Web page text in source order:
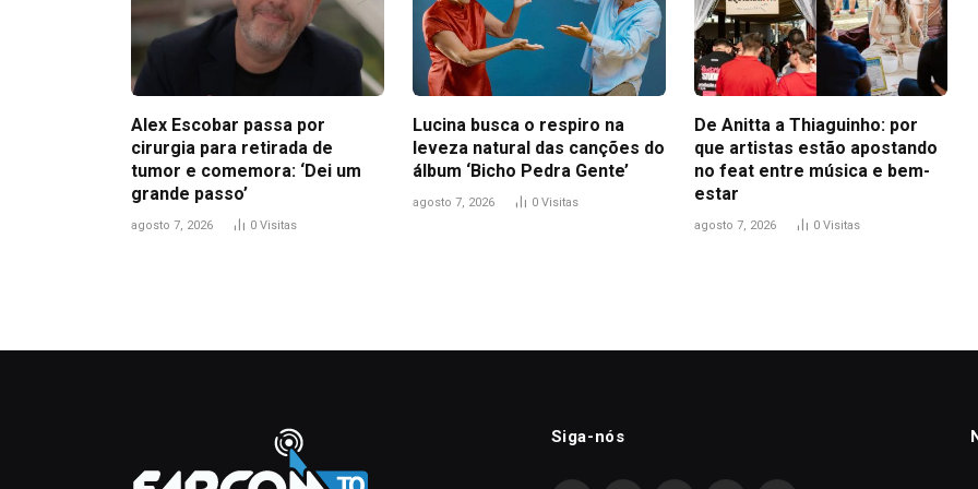
Alex Escobar passa por
cirurgia para retirada de
tumor e comemora: ‘Dei um
grande passo’
agosto 7, 2026 0 Visitas
Lucina busca o respiro na
leveza natural das canções do
álbum ‘Bicho Pedra Gente’
agosto 7, 2026 0 Visitas
De Anitta a Thiaguinho: por
que artistas estão apostando
no feat entre música e bem-
estar
agosto 7, 2026 0 Visitas
Siga-nós